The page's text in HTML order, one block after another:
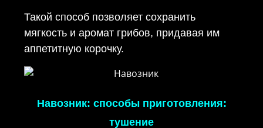
Такой способ позволяет сохранить
мягкость и аромат грибов, придавая им
аппетитную корочку.
Навозник: способы приготовления:
тушение